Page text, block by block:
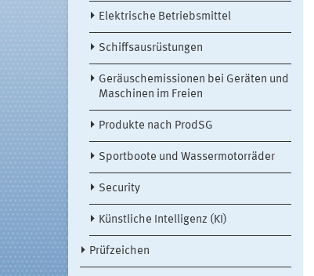
Elektrische Betriebsmittel
Schiffsausrüstungen
Geräuschemissionen bei Geräten und
Maschinen im Freien
Produkte nach ProdSG
Sportboote und Wassermotorräder
Security
Künstliche Intelligenz (KI)
Prüfzeichen